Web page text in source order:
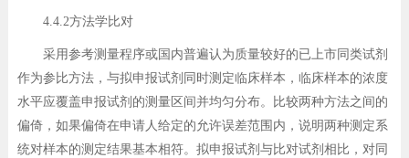
4.4.2方法学比对
采用参考测量程序或国内普遍认为质量较好的已上市同类试剂
作为参比方法，与拟申报试剂同时测定临床样本，临床样本的浓度
水平应覆盖申报试剂的测量区间并均匀分布。比较两种方法之间的
偏倚，如果偏倚在申请人给定的允许误差范围内，说明两种测定系
统对样本的测定结果基本相符。拟申报试剂与比对试剂相比，对同